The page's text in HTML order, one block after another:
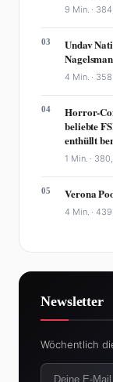
9 Min. ·
03
Undav
4 Min. ·
04
Horror-
beliebte
enthüllt
1 Min. ·
05 Verona
4 Min. ·
Newsletter
Wöchentlich